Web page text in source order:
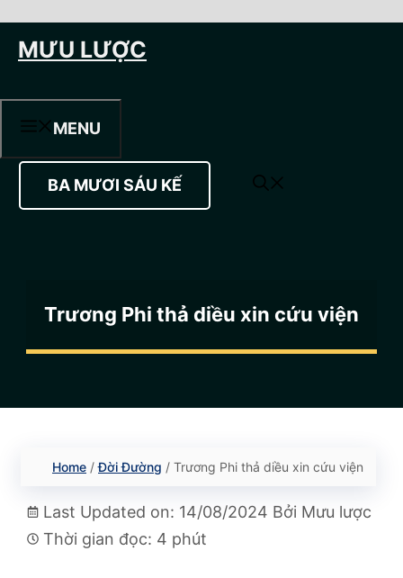
đếnMƯU LƯỢC
MENU
BA MƯƠI SÁU KẾ
Trương Phi thả diều xin cứu viện
Home /Đời Đường / Trương Phi thả diều xin cứu viện
Last Updated on: 14/08/2024 Bởi Mưu lược
Thời gian đọc: 4 phút